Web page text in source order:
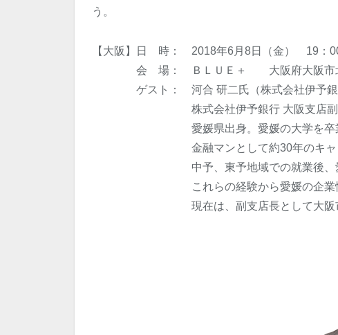
う。
【大阪】日 時： 2018年6月8日（金） 19：
会 場： ＢＬＵＥ＋ 大阪府大阪市北区
ゲスト： 河合 研二氏（株式会社伊予銀行
株式会社伊予銀行 大阪支店副支
愛媛県出身。愛媛の大学を卒業後
金融マンとして約30年のキャリ
中予、東予地域での就業後、愛媛企
これらの経験から愛媛の企業情報
現在は、副支店長として大阪市本町